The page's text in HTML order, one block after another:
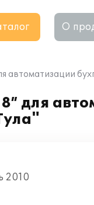
О
автоматизации
для
2010